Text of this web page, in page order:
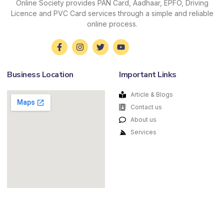
Online Society provides PAN Card, Aadhaar, EPFO, Driving
Licence and PVC Card services through a simple and reliable
online process.
Business Location Important Links
Article & Blogs
Contact us
About us
Services